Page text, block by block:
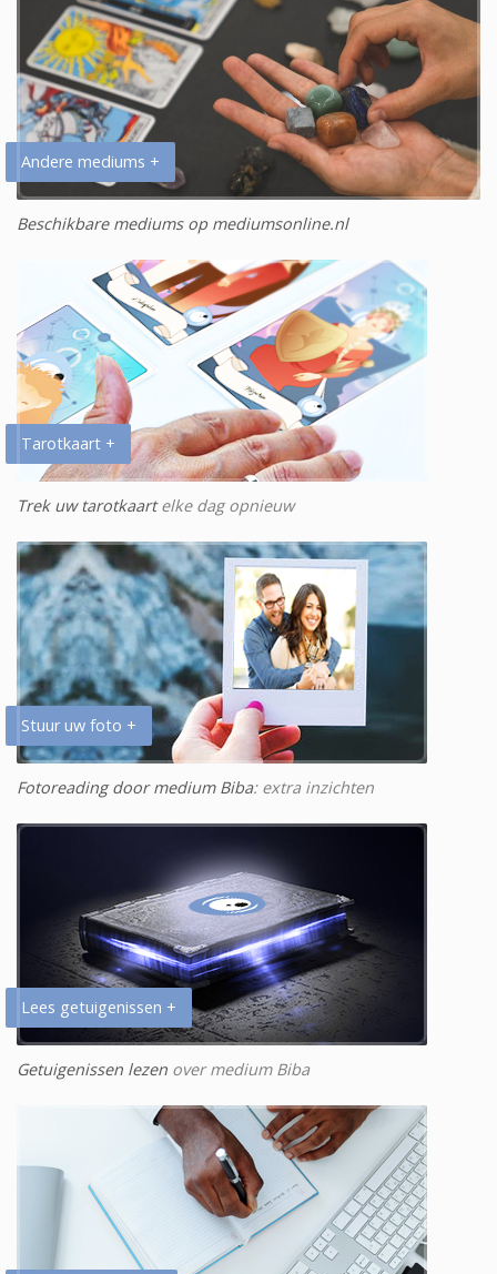
Andere mediums +
Beschikbare mediums op mediumsonline.nl
Tarotkaart +
Trek uw tarotkaartelke dag opnieuw
Stuur uw foto +
Fotoreading door medium Biba: extra inzichten
Lees getuigenissen +
Getuigenissen lezen over medium Biba